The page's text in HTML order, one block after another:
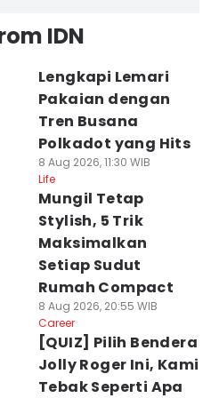
IDN
Lengkapi Lemari
Pakaian dengan
Tren Busana
Polkadot yang Hits
8 Aug 2026, 11:30 WIB
Life
Mungil Tetap
Stylish, 5 Trik
Maksimalkan
Setiap Sudut
Rumah Compact
8 Aug 2026, 20:55 WIB
Career
[QUIZ] Pilih Bendera
Jolly Roger Ini, Kami
Tebak Seperti Apa